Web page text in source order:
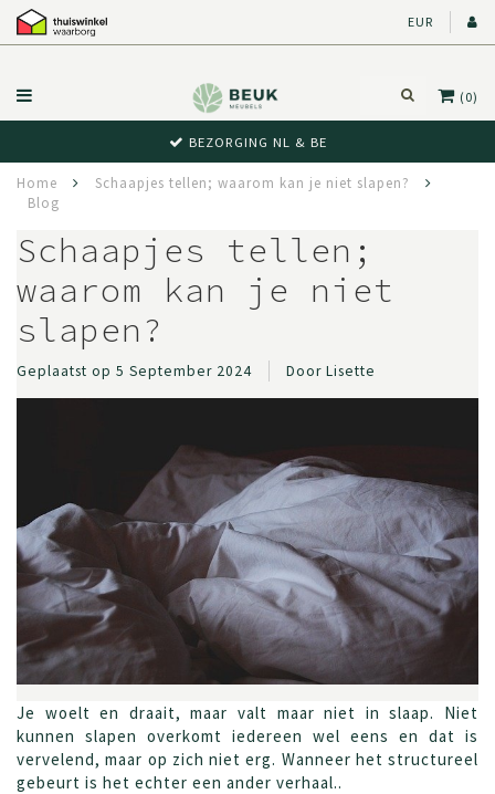
EUR
(0)
BEZORGING NL & BE
Home
Schaapjes tellen; waarom kan je niet slapen?
Blog
Schaapjes tellen;
waarom kan je niet
slapen?
Geplaatst op 5 September 2024 Door Lisette
Je woelt en draait, maar valt maar niet in slaap. Niet
kunnen slapen overkomt iedereen wel eens en dat is
vervelend, maar op zich niet erg. Wanneer het structureel
gebeurt is het echter een ander verhaal..